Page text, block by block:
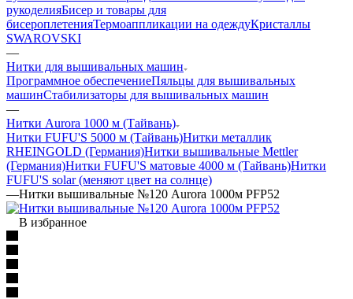
рукоделияБисер и товары для
бисероплетенияТермоаппликации на одеждуКристаллы
SWAROVSKI
—
Нитки для вышивальных машин
Программное обеспечениеПяльцы для вышивальных
машинСтабилизаторы для вышивальных машин
—
Нитки Aurora 1000 м (Тайвань)
Нитки FUFU'S 5000 м (Тайвань)Нитки металлик
RHEINGOLD (Германия)Нитки вышивальные Mettler
(Германия)Нитки FUFU'S матовые 4000 м (Тайвань)Нитки
FUFU'S solar (меняют цвет на солнце)
—Нитки вышивальные №120 Aurora 1000м PFP52
В избранное